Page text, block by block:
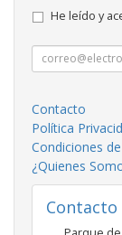
He leído y
Contacto
Política
Condiciones
¿Quienes
Contacto